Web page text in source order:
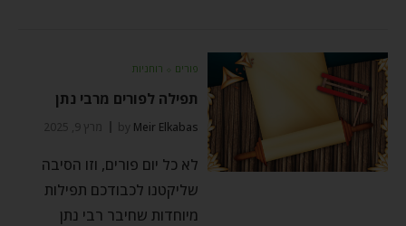
פורים ⬦ רוחניות
תפילה לפורים מרבי נתן
by Meir Elkabas מרץ 9, 2025
לא כל יום פורים, וזו הסיבה
שליקטנו לכבודכם תפילות
מיוחדות שחיבר רבי נתן